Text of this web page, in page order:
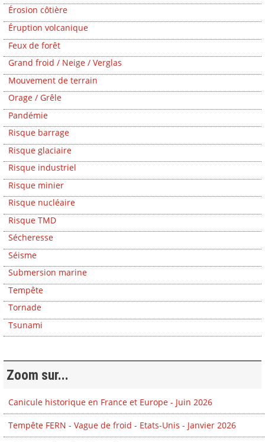
Érosion côtière
Éruption volcanique
Feux de forêt
Grand froid / Neige / Verglas
Mouvement de terrain
Orage / Grêle
Pandémie
Risque barrage
Risque glaciaire
Risque industriel
Risque minier
Risque nucléaire
Risque TMD
Sécheresse
Séisme
Submersion marine
Tempête
Tornade
Tsunami
Zoom sur...
Canicule historique en France et Europe - Juin 2026
Tempête FERN - Vague de froid - Etats-Unis - Janvier 2026